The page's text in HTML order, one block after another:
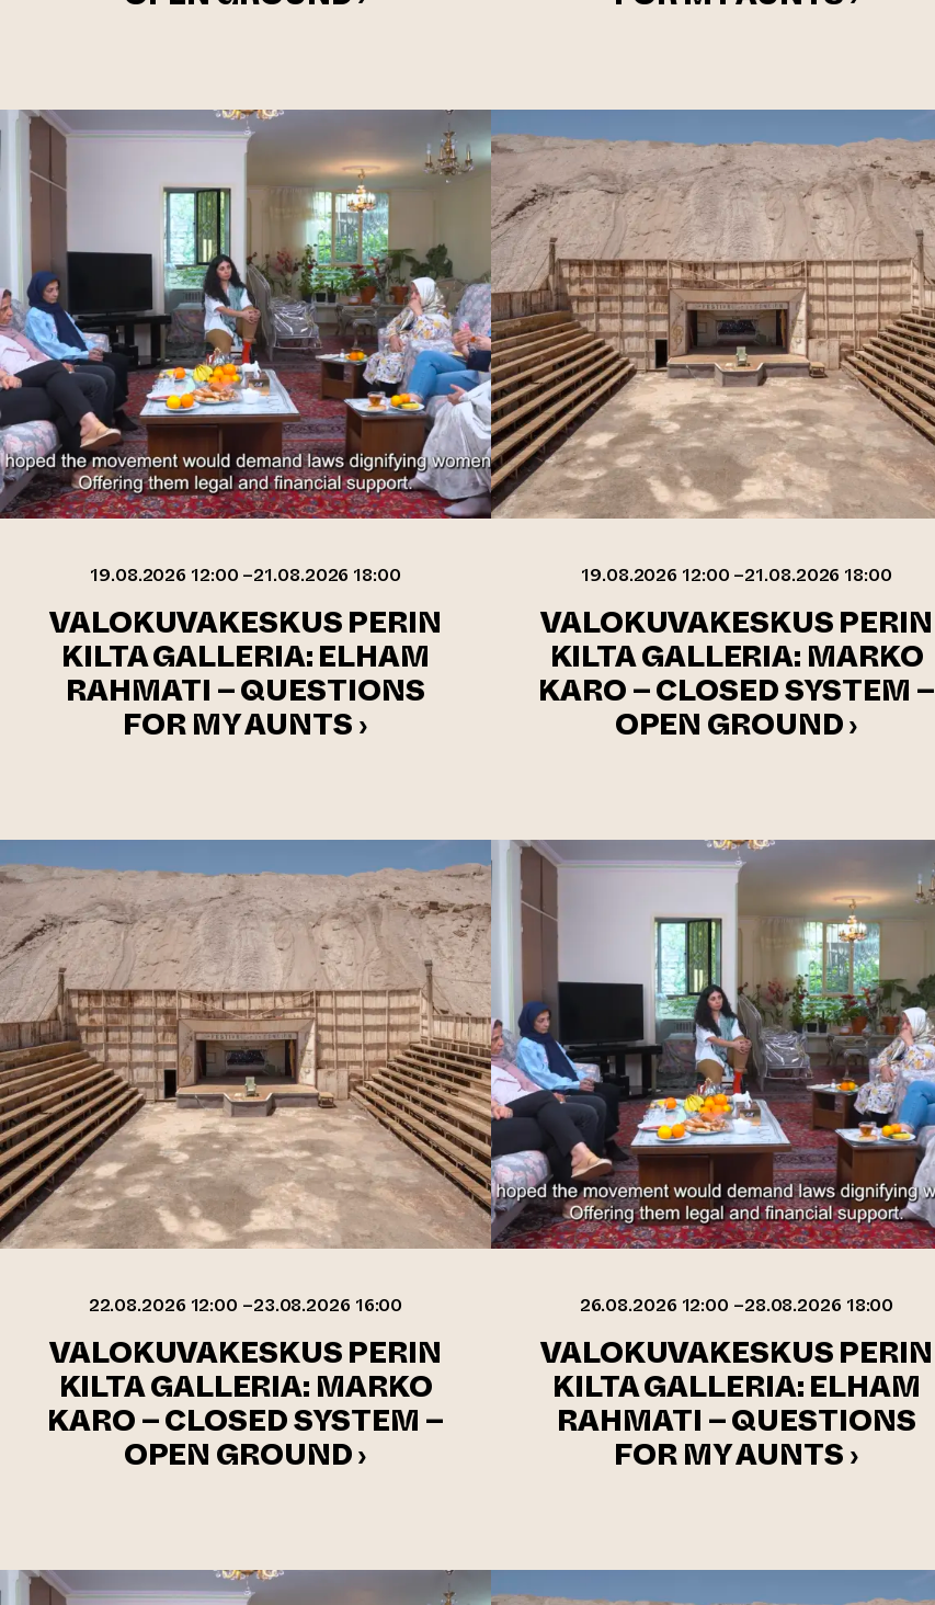
19.08.2026 12:00 –21.08.2026 18:00
VALOKUVAKESKUS PERIN
KILTA GALLERIA: ELHAM
RAHMATI – QUESTIONS
FOR MY AUNTS ›
19.08.2026 12:00 –21.08.2026 18:00
VALOKUVAKESKUS PERIN
KILTA GALLERIA: MARKO
KARO – CLOSED SYSTEM –
OPEN GROUND ›
22.08.2026 12:00 –23.08.2026 16:00
VALOKUVAKESKUS PERIN
KILTA GALLERIA: MARKO
KARO – CLOSED SYSTEM –
OPEN GROUND ›
26.08.2026 12:00 –28.08.2026 18:00
VALOKUVAKESKUS PERIN
KILTA GALLERIA: ELHAM
RAHMATI – QUESTIONS
FOR MY AUNTS ›